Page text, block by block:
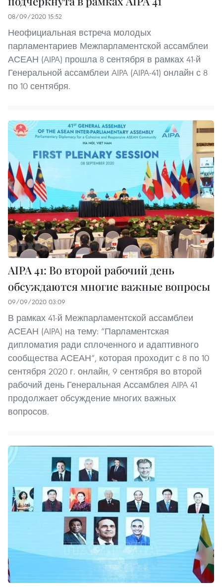
08/09/2020 15:52
Неофициальная встреча молодых
парламентариев Межпарламентской ассамблеи
АСЕАН (AIPA) прошла 8 сентября в рамках 41-й
Генеральной ассамблеи AIPA (AIPA-41) онлайн с 8
по 10 сентября.
AIPA 41: Во второй рабочий день
обсуждаются многие важные вопросы
09/09/2020 03:09
В рамках 41-й Межпарламентской ассамблеи
АСЕАН (AIPA) на тему: “Парламентская
дипломатия ради сплоченного и адаптивного
сообщества АСЕАН”, которая проходит с 8 по 10
сентября 2020 г. онлайн, 9 сентября во второй
рабочий день Генеральная Ассамблея AIPA 41
продолжает обсуждение многих важных
вопросов.